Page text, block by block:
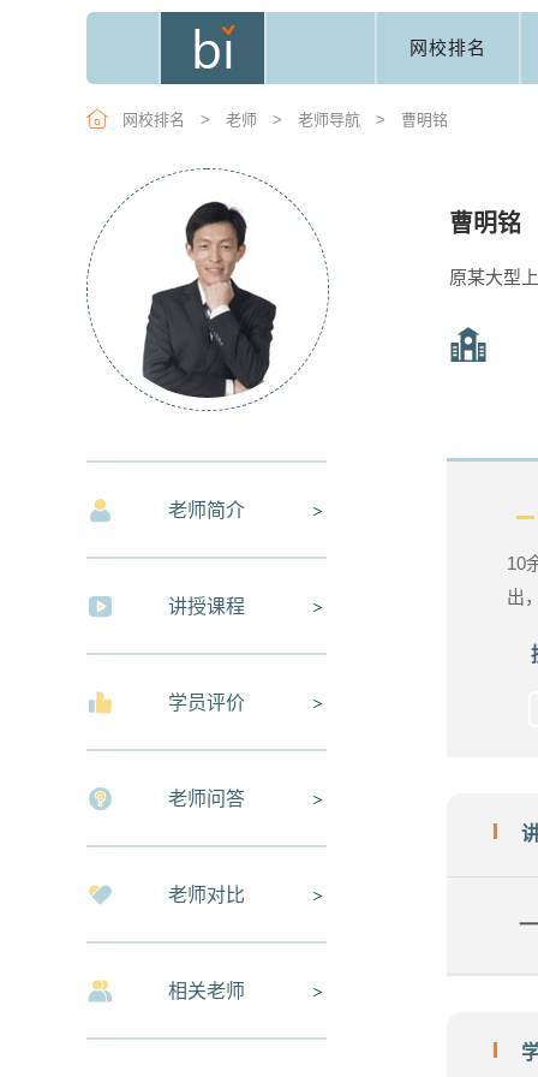
网校排名
网校排名 > 老师 > 老师导航 > 曹明铭
曹明铭
原某大型
老师简介
讲授课程
学员评价
老师问答
老师对比
相关老师
10
出